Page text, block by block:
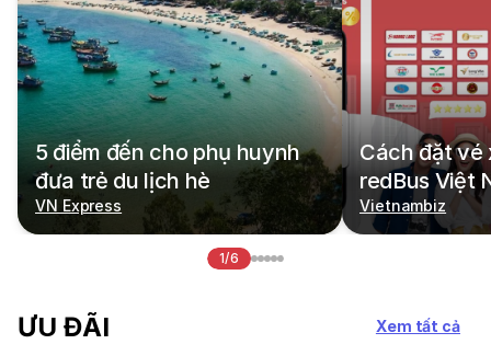
5 điểm đến cho phụ huynh
đưa trẻ du lịch hè
VN Express
Cách đặt vé
redBus Việt
Vietnambiz
1/6
ƯU ĐÃI Xem tất cả